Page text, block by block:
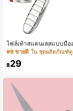
ไฟล์เท้าสแตนเลสแบบมื
ผิวแข็ง - รวมเครื่องขูดเ
ชุดเครื่องโกนหนวดแคลลั
แลเท้า
#9 ขายดี
฿29